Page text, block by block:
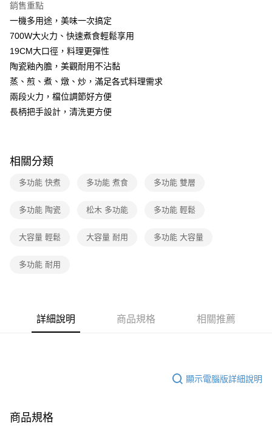
銷售重點
一機多用途，美味一次搞定
700W大火力、快速煮食輕鬆享用
19CM大口徑，料理更彈性
陶瓷釉內膽，美觀耐用不沾黏
蒸、煎、煮、燉、炒，滿足各式料理需求
兩段火力，檔位調節好方便
長柄把手設計，清洗更方便
相關分類
多功能 快煮 多功能 煮食 多功能 雙層
多功能 陶瓷 松木 多功能 多功能 輕鬆
大容量 輕鬆 大容量 耐用 多功能 大容量
多功能 耐用
詳細說明 商品規格 相關推薦
顯示電腦版詳細說明
商品規格